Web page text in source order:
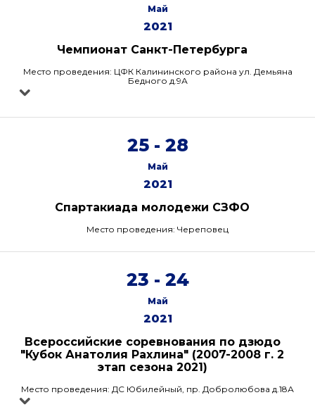
Май
2021
Чемпионат Санкт-Петербурга
Место проведения: ЦФК Калининского района ул. Демьяна
Бедного д.9А
25 - 28
Май
2021
Спартакиада молодежи СЗФО
Место проведения: Череповец
23 - 24
Май
2021
Всероссийские соревнования по дзюдо
"Кубок Анатолия Рахлина" (2007-2008 г. 2
этап сезона 2021)
Место проведения: ДС Юбилейный, пр. Добролюбова д.18А